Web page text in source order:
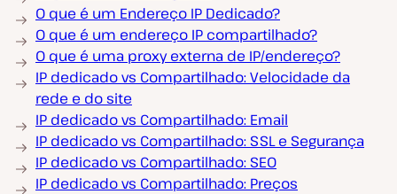
O que é um Endereço IP Dedicado?
O que é um endereço IP compartilhado?
O que é uma proxy externa de IP/endereço?
IP dedicado vs Compartilhado: Velocidade da
rede e do site
IP dedicado vs Compartilhado: Email
IP dedicado vs Compartilhado: SSL e Segurança
IP dedicado vs Compartilhado: SEO
IP dedicado vs Compartilhado: Preços